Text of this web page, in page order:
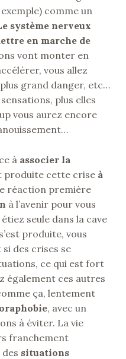
comme un
système nerveux
en marche de
vont monter en
vous allez
grand danger, etc…
plus elles
vous aurez encore
à associer la
produite cette crise à
réaction première
à l’avenir pour vous
seule dans la cave
produite, vous
si des crises se
ce qui est fort
également ces autres
ça, lentement
, avec un
à éviter. La vie
franchement
situations